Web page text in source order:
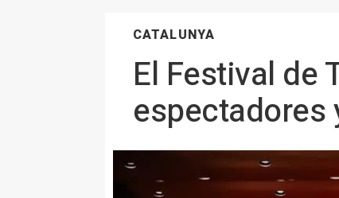
CATALUNYA
El Festival de
espectadores